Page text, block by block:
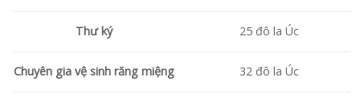
Thư ký 25 đô la Úc
Chuyên gia vệ sinh răng miệng 32 đô la Úc